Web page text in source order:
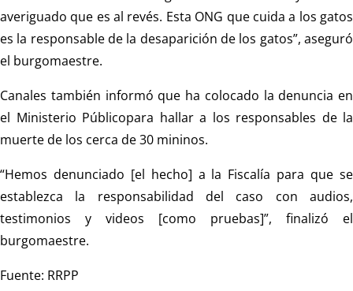
averiguado que es al revés. Esta ONG que cuida a los gatos
es la responsable de la desaparición de los gatos”, aseguró
el burgomaestre.
Canales también informó que ha colocado la denuncia en
el Ministerio Públicopara hallar a los responsables de la
muerte de los cerca de 30 mininos.
“Hemos denunciado [el hecho] a la Fiscalía para que se
establezca la responsabilidad del caso con audios,
testimonios y videos [como pruebas]”, finalizó el
burgomaestre.
Fuente: RRPP